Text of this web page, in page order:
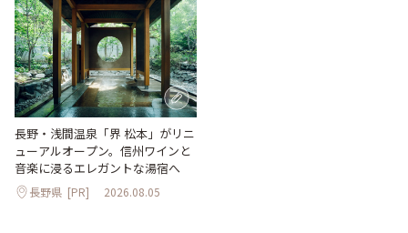
長野・浅間温泉「界 松本」がリニ
ューアルオープン。信州ワインと
音楽に浸るエレガントな湯宿へ
長野県 [PR] 2026.08.05